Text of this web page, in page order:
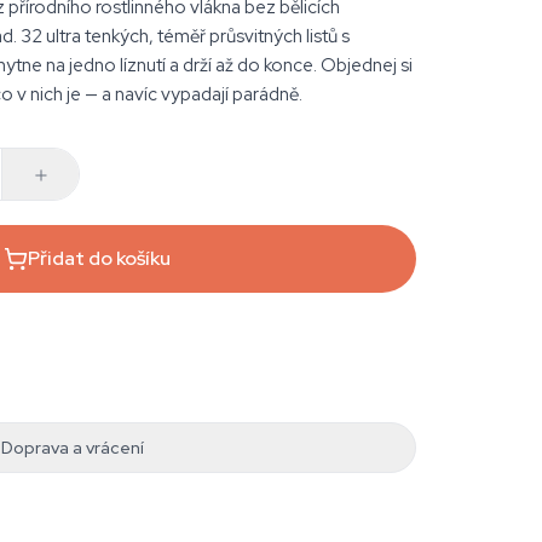
přírodního rostlinného vlákna bez bělicích
32 ultra tenkých, téměř průsvitných listů s
na jedno líznutí a drží až do konce. Objednej si
v nich je — a navíc vypadají parádně.
Přidat do košíku
Doprava a vrácení